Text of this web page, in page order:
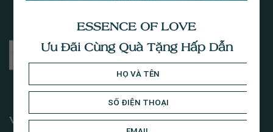
VỀ CHÚNG TÔI
ESSENCE OF LOVE
Ưu Đãi Cùng Quà Tặng Hấp Dẫn